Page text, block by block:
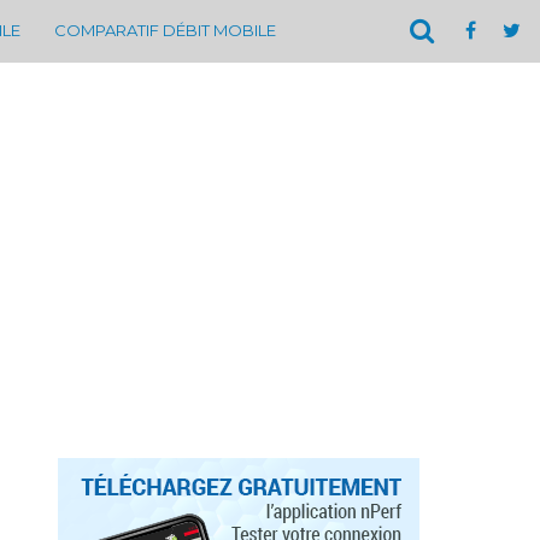
COMPARATIF DÉBIT MOBILE